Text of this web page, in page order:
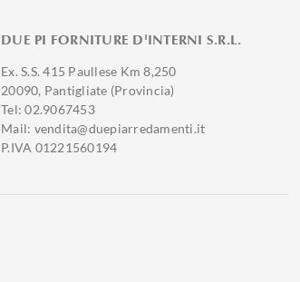
DUE PI FORNITURE D'INTERNI S.R.L.
Ex. S.S. 415 Paullese Km 8,250
20090, Pantigliate (Provincia)
Tel: 02.9067453
Mail: vendita@duepiarredamenti.it
P.IVA 01221560194